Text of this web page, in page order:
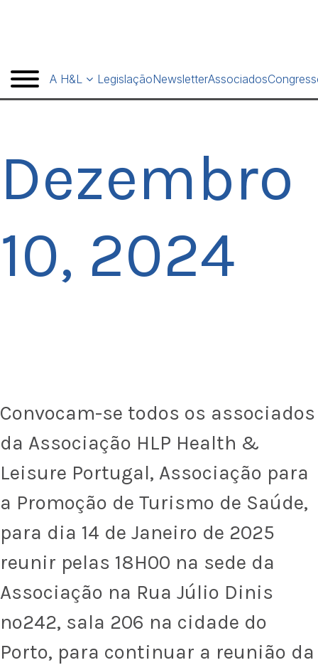
A H&L LegislaçãoNewsletterAssociados
Dezembro
10, 2024
Convocam-se todos os associados
da Associação HLP Health &
Leisure Portugal, Associação para
a Promoção de Turismo de Saúde,
para dia 14 de Janeiro de 2025
reunir pelas 18H00 na sede da
Associação na Rua Júlio Dinis
nº242, sala 206 na cidade do
Porto, para continuar a reunião da